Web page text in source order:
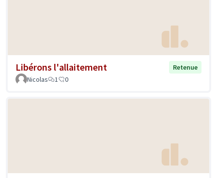
Libérons l'allaitement
Retenue
Nicolas
1 0